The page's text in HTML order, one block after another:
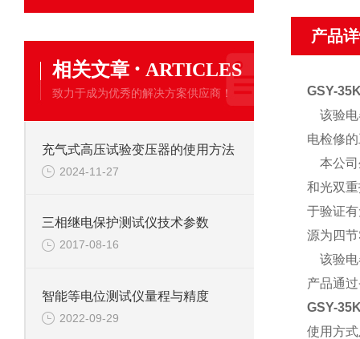
相关文章 · ARTICLES
致力于成为优秀的解决方案供应商！
充气式高压试验变压器的使用方法
2024-11-27
三相继电保护测试仪技术参数
2017-08-16
智能等电位测试仪量程与精度
2022-09-29
产品
GSY-
该验电
电检修
本公司
和光双
于验证
源为四
该验电
产品通
GSY-
使用方